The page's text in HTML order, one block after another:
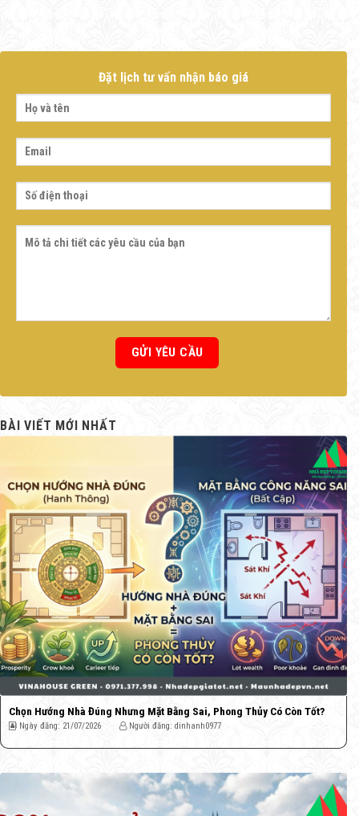
Đặt lịch tư vấn nhận báo giá
BÀI VIẾT MỚI NHẤT
Chọn Hướng Nhà Đúng Nhưng Mặt Bằng Sai, Phong Thủy Có Còn Tốt?
Ngày đăng: 21/07/2026 Người đăng: dinhanh0977